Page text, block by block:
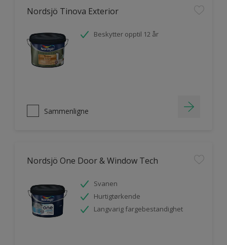
Nordsjö Tinova Exterior
Beskytter opptil 12 år
Sammenligne
Nordsjö One Door & Window Tech
Svanen
Hurtigtørkende
Langvarig fargebestandighet